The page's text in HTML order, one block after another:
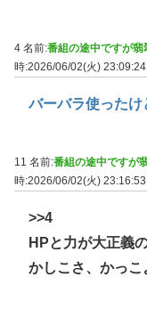
4 名前:番組の途中ですが
時:2026/06/02(火)
バーバラ使ったけ
11 名前:番組の途中ですが
時:2026/06/02(火)
>>4
HPと力が大正義
かしこさ、かっ